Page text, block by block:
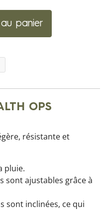
panier
OPS
résistante et
pluie.
sont ajustables grâce à
sont inclinées, ce qui